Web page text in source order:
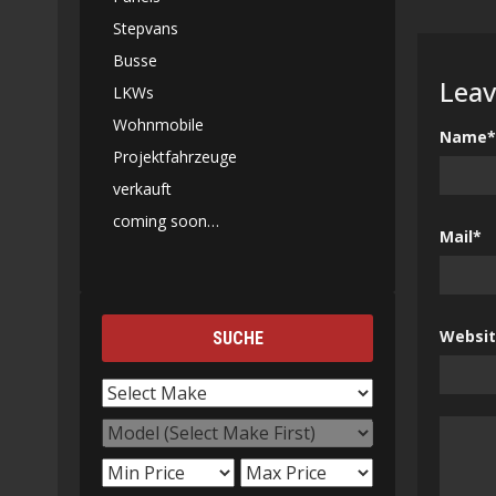
Name*
Mail*
Stepvans
Busse
LKWs
Wohnmobile
Projektfahrzeuge
verkauft
coming soon…
SUCHE